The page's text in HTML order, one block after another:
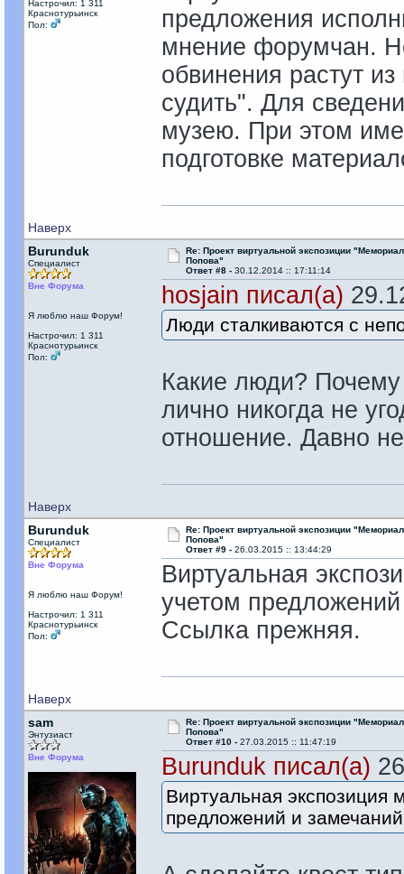
Настрочил: 1 311
Краснотурьинск
Пол:
предложения
мнение форумчан.
обвинения растут
судить". Для
музею. При этом
подготовке
Наверх
Burunduk
Специалист
Вне Форума
Я люблю наш Форум!
Настрочил: 1 311
Краснотурьинск
Пол:
Re: Проект виртуальной экспозиции
Попова"
Ответ #8 - 30.12.2014 :: 17:11:14
hosjain писал(а)
Люди сталкиваются с
Какие люди?
лично никогда не
отношение. Давно
Наверх
Burunduk
Специалист
Вне Форума
Я люблю наш Форум!
Настрочил: 1 311
Краснотурьинск
Пол:
Re: Проект виртуальной экспозиции
Попова"
Ответ #9 - 26.03.2015 :: 13:44:29
Виртуальная
учетом
Ссылка прежняя.
Наверх
sam
Энтузиаст
Вне Форума
Re: Проект виртуальной экспозиции
Попова"
Ответ #10 - 27.03.2015 :: 11:47:19
Burunduk писал(а)
Виртуальная экспозиция
предложений и